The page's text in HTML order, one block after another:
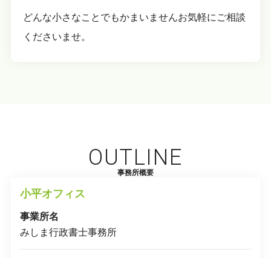
どんな小さなことでもかまいませんお気軽にご相談
くださいませ。
OUTLINE
事務所概要
小平オフィス
事業所名
みしま行政書士事務所